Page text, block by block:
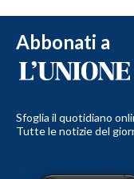
Abbonati a
Sfoglia il quotidiano
Tutte le notizie del